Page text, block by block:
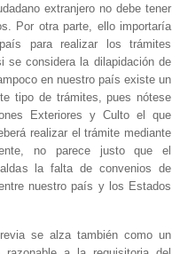
extranjero no debe tener
Por otra parte, ello importaría
para realizar los trámites
se considera la dilapidación de
en nuestro país existe un
tipo de trámites, pues nótese
Exteriores y Culto el que
realizar el trámite mediante
no parece justo que el
la falta de convenios de
nuestro país y los Estados
se alza también como un